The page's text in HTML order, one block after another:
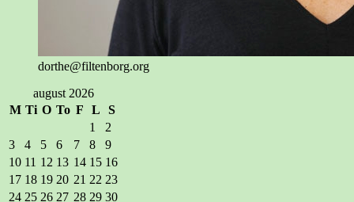
dorthe@filtenborg.org
august 2026
M Ti O To F L
S
1
2
3
4 5 6 7 8
9
10 11 12 13 14 15 16
17 18 19 20 21 22 23
24 25 26 27 28 29 30